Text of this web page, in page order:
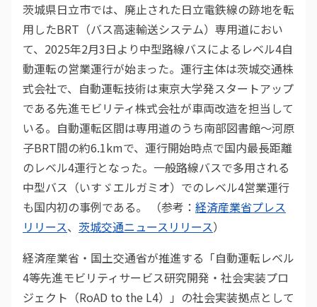
茨城県日立市では、廃止された日立電鉄線の跡地を転
用したBRT（バス高速輸送システム）専用道におい
て、2025年2月3日より中型路線バスによるレベル4自
動運転の営業運行が始まった。運行主体は茨城交通株
式会社で、自動運転技術は東京大学発スタートアップ
である先進モビリティ株式会社が車両改造を担当して
いる。自動運転区間は専用道のうち南部図書館〜河原
子BRT間の約6.1kmで、運行開始時点で国内最長距離
のレベル4運行となった。一般路線バスで多用される
中型バス（いすゞエルガミオ）でのレベル4営業運行
も国内初の事例である。 （参考： 経済産業省プレス
リリース、 茨城交通ニュースリリース）
経済産業省・国土交通省が推進する「自動運転レベル
4等先進モビリティサービス研究開発・社会実装プロ
ジェクト（RoAD to the L4）」の社会実装拠点として